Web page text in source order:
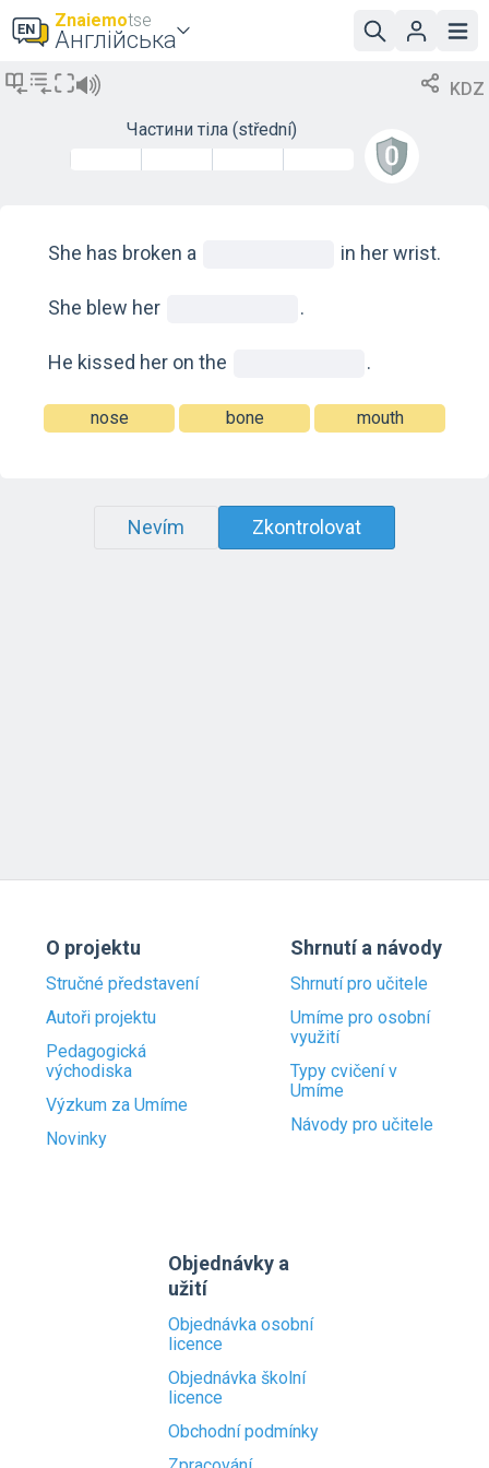
Znaiemotse
Англійська
KDZ
Частини тіла (střední)
She has broken a in her wrist.
She blew her .
He kissed her on the .
nose bone mouth
Nevím Zkontrolovat
O projektu
Stručné představení
Autoři projektu
Pedagogická
východiska
Výzkum za Umíme
Novinky
Shrnutí a návody
Shrnutí pro učitele
Umíme pro osobní
využití
Typy cvičení v
Umíme
Návody pro učitele
Objednávky a
užití
Objednávka osobní
licence
Objednávka školní
licence
Obchodní podmínky